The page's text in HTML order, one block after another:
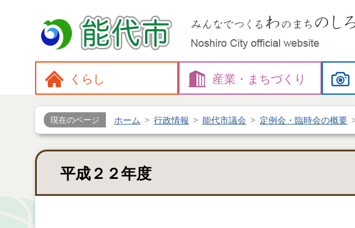
くらし 産業・ まちづくり
現在のページ ホーム 行政情報 能代市議会 定例会・臨時会の概要
平成２２年度